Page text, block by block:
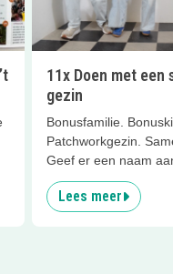
11x Doen met een
gezin
Bonusfamilie.
Patchworkgezin.
Geef er een naam
prachtige
Jij ook? Dan weet je
uitdagingen gepaard
Lees meer